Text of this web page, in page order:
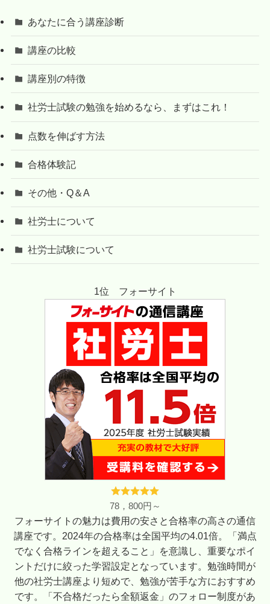
あなたに合う講座診断
講座の比較
講座別の特徴
社労士試験の勉強を始めるなら、まずはこれ！
点数を伸ばす方法
合格体験記
その他・Q＆A
社労士について
社労士試験について
1位 フォーサイト
78，800円～
フォーサイトの魅力は費用の安さと合格率の高さの通信
講座です。2024年の合格率は全国平均の4.01倍。「満点
でなく合格ラインを超えること」を意識し、重要なポイ
ントだけに絞った学習設定となっています。勉強時間が
他の社労士講座より短めで、勉強が苦手な方におすすめ
です。「不合格だったら全額返金」のフォロー制度があ